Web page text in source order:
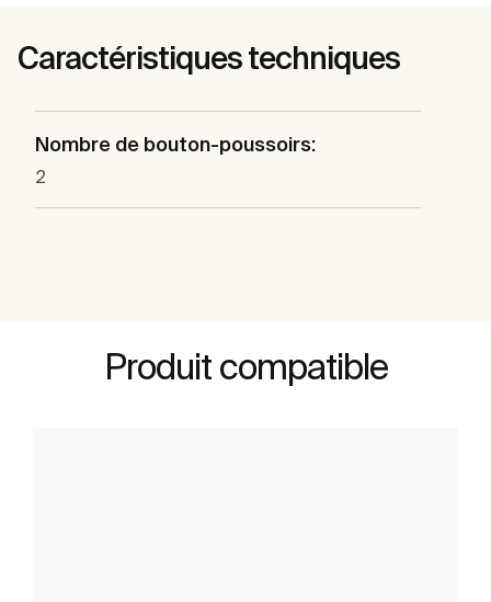
Caractéristiques techniques
Nombre de bouton-poussoirs:
2
Produit compatible